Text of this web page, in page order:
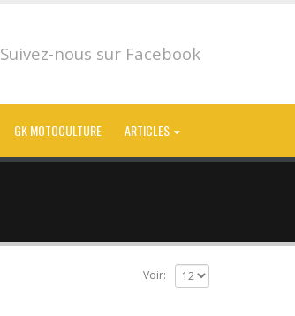
Suivez-nous sur Facebook
GK MOTOCULTURE ARTICLES
Voir: